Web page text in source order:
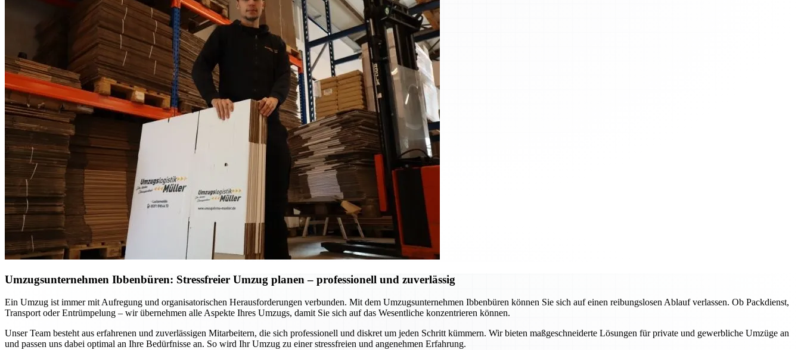
Umzugsunternehmen Ibbenbüren: Stressfreier Umzug planen – professionell und zuverlässig
Ein Umzug ist immer mit Aufregung und organisatorischen Herausforderungen verbunden. Mit dem Umzugsunternehmen Ibbenbüren können Sie sich auf einen reibungslosen Ablauf verlassen. Ob Packdienst,
Transport oder Entrümpelung – wir übernehmen alle Aspekte Ihres Umzugs, damit Sie sich auf das Wesentliche konzentrieren können.
Unser Team besteht aus erfahrenen und zuverlässigen Mitarbeitern, die sich professionell und diskret um jeden Schritt kümmern. Wir bieten maßgeschneiderte Lösungen für private und gewerbliche Umzüge an
und passen uns dabei optimal an Ihre Bedürfnisse an. So wird Ihr Umzug zu einer stressfreien und angenehmen Erfahrung.